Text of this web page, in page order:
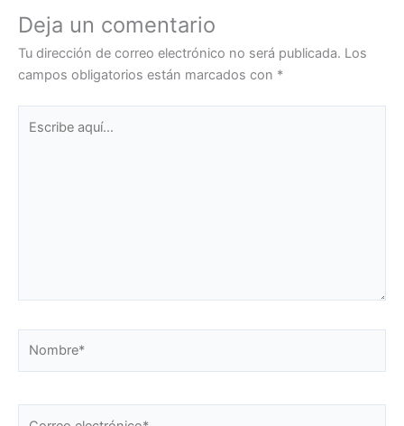
Deja un comentario
Tu dirección de correo electrónico no será publicada. Los
campos obligatorios están marcados con *
aquí...